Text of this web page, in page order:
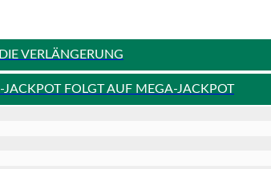
VERLÄNGERUNG
FOLGT AUF MEGA-JACKPOT